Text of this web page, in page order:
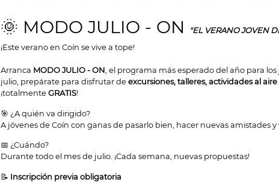
🌞 MODO JULIO - ON
"EL VERANO JOVEN
¡Este verano en Coín se vive a tope!
Arranca MODO JULIO - ON, el programa más esperado del año para
julio, prepárate para disfrutar deexcursiones, talleres, actividades al
¡totalmenteGRATIS!
🎯 ¿A quién va dirigido?
A jóvenes de Coín con ganas de pasarlo bien, hacer nuevas amistades y
📅 ¿Cuándo?
Durante todo el mes de julio. ¡Cada semana, nuevas propuestas!
📝 Inscripción previa obligatoria